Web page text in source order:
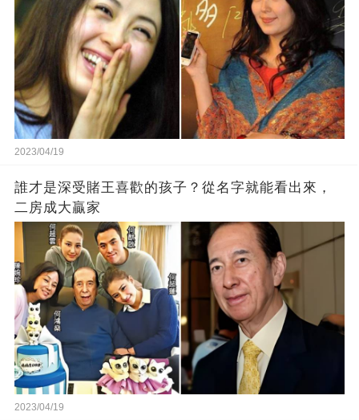
2023/04/19
誰才是深受賭王喜歡的孩子？從名字就能看出來，
二房成大贏家
2023/04/19